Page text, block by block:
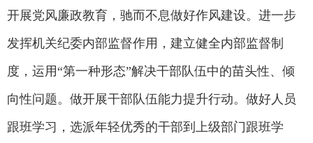
开展党风廉政教育，驰而不息做好作风建设。进一步
发挥机关纪委内部监督作用，建立健全内部监督制
度，运用“第一种形态”解决干部队伍中的苗头性、倾
向性问题。做开展干部队伍能力提升行动。做好人员
跟班学习，选派年轻优秀的干部到上级部门跟班学